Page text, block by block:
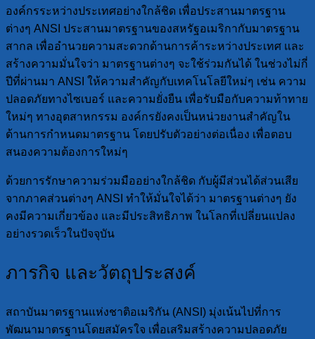
องค์กรระหว่างประเทศอย่างใกล้ชิด เพื่อประสานมาตรฐาน
ต่างๆ ANSI ประสานมาตรฐานของสหรัฐอเมริกากับมาตรฐาน
สากล เพื่ออำนวยความสะดวกด้านการค้าระหว่างประเทศ และ
สร้างความมั่นใจว่า มาตรฐานต่างๆ จะใช้ร่วมกันได้ ในช่วงไม่กี่
ปีที่ผ่านมา ANSI ให้ความสำคัญกับเทคโนโลยีใหม่ๆ เช่น ความ
ปลอดภัยทางไซเบอร์ และความยั่งยืน เพื่อรับมือกับความท้าทาย
ใหม่ๆ ทางอุตสาหกรรม องค์กรยังคงเป็นหน่วยงานสำคัญใน
ด้านการกำหนดมาตรฐาน โดยปรับตัวอย่างต่อเนื่อง เพื่อตอบ
สนองความต้องการใหม่ๆ
ด้วยการรักษาความร่วมมืออย่างใกล้ชิด กับผู้มีส่วนได้ส่วนเสีย
จากภาคส่วนต่างๆ ANSI ทำให้มั่นใจได้ว่า มาตรฐานต่างๆ ยัง
คงมีความเกี่ยวข้อง และมีประสิทธิภาพ ในโลกที่เปลี่ยนแปลง
อย่างรวดเร็วในปัจจุบัน
ภารกิจ และวัตถุประสงค์
สถาบันมาตรฐานแห่งชาติอเมริกัน (ANSI) มุ่งเน้นไปที่การ
พัฒนามาตรฐานโดยสมัครใจ เพื่อเสริมสร้างความปลอดภัย